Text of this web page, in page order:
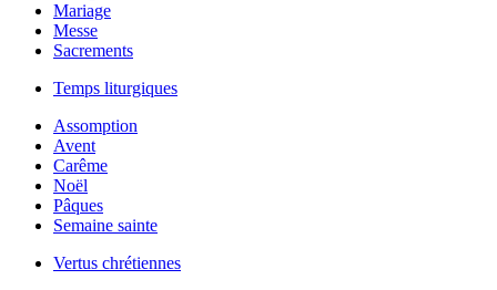
Mariage
Messe
Sacrements
Temps liturgiques
Assomption
Avent
Carême
Noël
Pâques
Semaine sainte
Vertus chrétiennes